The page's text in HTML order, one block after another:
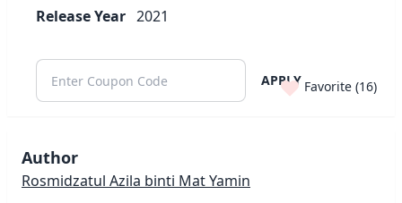
Release Year 2021
APPLY Favorite (16)
Author
Rosmidzatul Azila binti Mat Yamin